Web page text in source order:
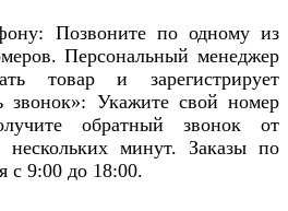
Позвоните по одному из
Персональный менеджер
товар и зарегистрирует
звонок»: Укажите свой номер
обратный звонок от
нескольких минут. Заказы по
с 9:00 до 18:00.